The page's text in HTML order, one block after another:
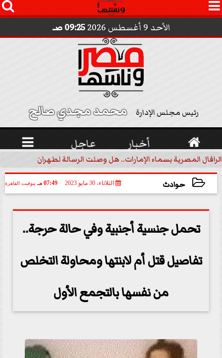
 
الأحد 9 أغسطس 2026 09:25 صـ
رئيس مجلس الإدارة محمد مجدي صالح
 أخبار عاجل 
الرافال المصرية بسماء الإمارات.. هل وصلت الرسالة لطهران؟..
حوادث الثلاثاء، 30 مايو 2023 07:49 مـ بتوقيت القاهرة
تحمل جنسية أجنبية وفي حالة حرجة..
تفاصيل قتل أم لابنتها ومحاولة التخلص
من نفسها بالتجمع الأول